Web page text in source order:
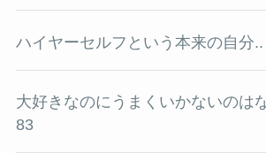
ハイヤーセルフという本来の自分
大好きなのにうまくいかないの
83